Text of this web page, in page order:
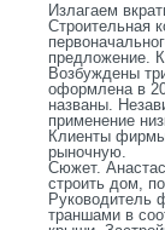
Излагаем
Строительная
предложение.
Возбуждены
оформлена в
названы.
применение
Клиенты фирмы
рыночную.
Сюжет.
строить дом,
Руководитель
траншами в